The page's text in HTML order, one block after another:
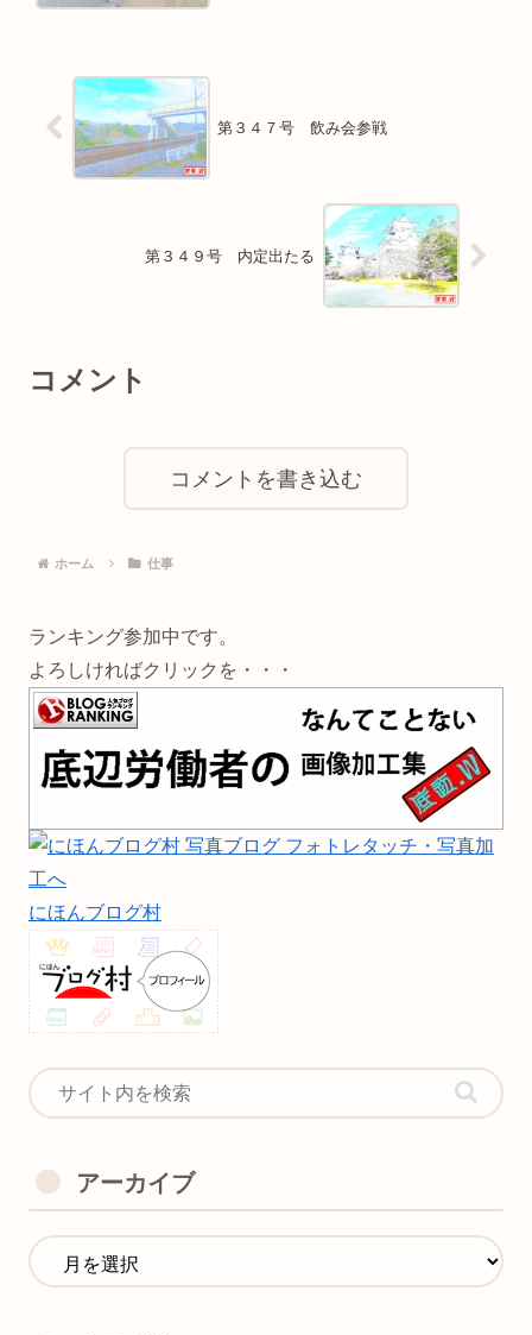
第３４７号 飲み会参戦
第３４９号 内定出たる
コメント
コメントを書き込む
ホーム 仕事
ランキング参加中です。
よろしければクリックを・・・
にほんブログ村
アーカイブ